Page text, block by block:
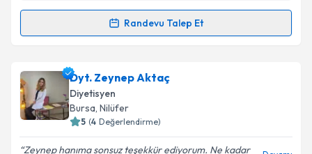
Takvim Talebini Gönder
Randevu Talep Et
Randevu Takvimi Talebi
Uzm. Dyt. Meltem Erdaşiçin randevu takvimi talebi
oluşturun. Size bu uzmandan randevu almanız için bir
takvim hazırlandığında e-posta ile bilgilendireceğiz.
Dyt. Zeynep Aktaç
Diyetisyen
Bursa, Nilüfer
5 (4 Değerlendirme)
Zeynep hanıma sonsuz teşekkür ediyorum. Ne kadar